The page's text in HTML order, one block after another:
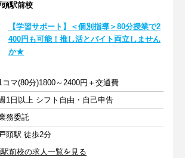
駅前校
【学習サポート】＜個別指導＞80分授業で2
400円も可能！推し活とバイト両立しません
か★
コマ(80分)1800～2400円＋交通費
1日以上 シフト自由・自己申告
務委託
戸頭駅 徒歩2分
前校の求人一覧を見る